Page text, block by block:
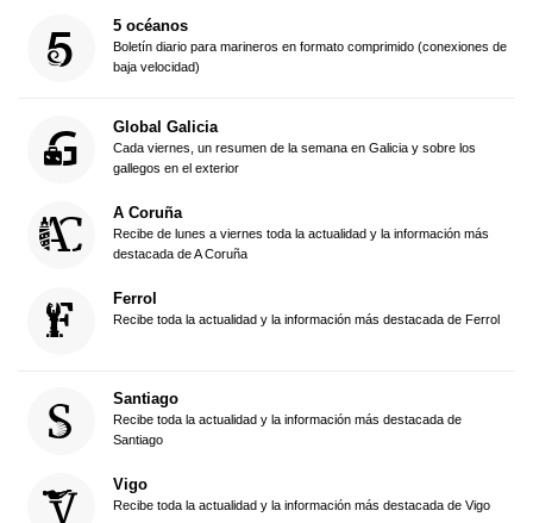
5 océanos
Boletín diario para marineros en formato comprimido (conexiones de
baja velocidad)
Global Galicia
Cada viernes, un resumen de la semana en Galicia y sobre los
gallegos en el exterior
A Coruña
Recibe de lunes a viernes toda la actualidad y la información más
destacada de A Coruña
Ferrol
Recibe toda la actualidad y la información más destacada de Ferrol
Santiago
Recibe toda la actualidad y la información más destacada de
Santiago
Vigo
Recibe toda la actualidad y la información más destacada de Vigo